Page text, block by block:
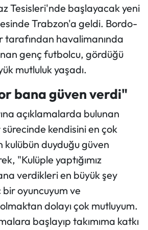
Tesisleri'nde başlayacak yeni
Trabzon'a geldi. Bordo-
havalimanında
genç futbolcu, gördüğü
mutluluk yaşadı.
bana güven verdi"
açıklamalarda bulunan
kendisini en çok
kulübün duyduğu güven
"Kulüple yaptığımız
verdikleri en büyük şey
oyuncuyum ve
dolayı çok mutluyum.
başlayıp takımıma katkı